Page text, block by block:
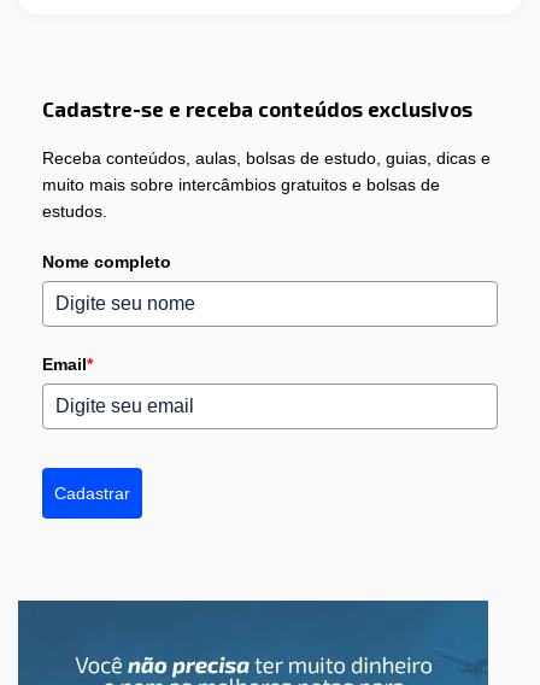
Cadastre-se e receba conteúdos exclusivos
Receba conteúdos, aulas, bolsas de estudo, guias, dicas e
muito mais sobre intercâmbios gratuitos e bolsas de
estudos.
Nome completo
Email*
Cadastrar